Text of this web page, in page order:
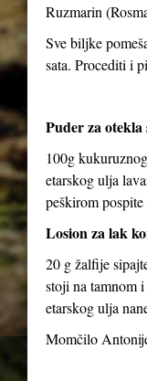
Ruzmarin
Sve biljke
sata. Procediti i
Puder za otekla
100g
etarskog ulja
peškirom
Losion za lak
20 g žalfije
stoji na tamnom
etarskog ulja
Momčilo